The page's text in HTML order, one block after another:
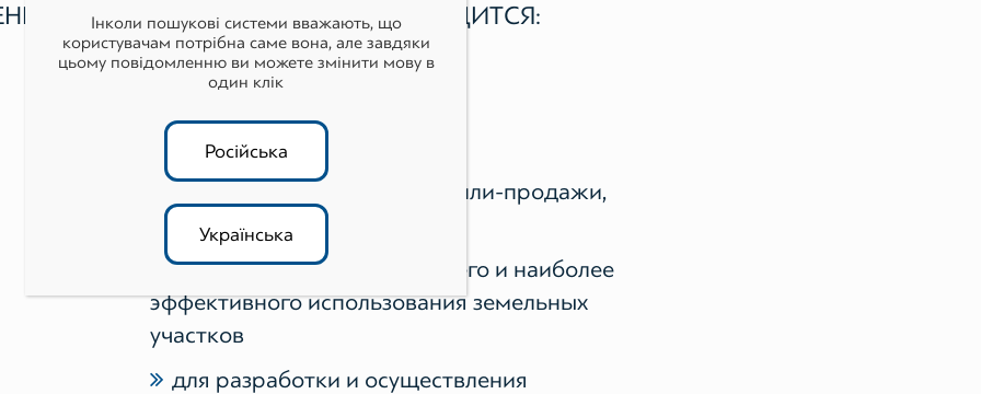
ЗЕМЕЛЬНЫХ УЧАСТКОВ ПРОВОДИТСЯ:
для совершения сделки купли-продажи,
дарения, залога
для определения наилучшего и наиболее
эффективного использования земельных
участков
для разработки и осуществления
Інколи пошукові системи вважають, що
користувачам потрібна саме вона, але завдяки
цьому повідомленню ви можете змінити мову в
один клік
Російська
Українська